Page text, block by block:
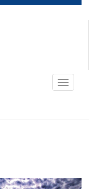
Toggle